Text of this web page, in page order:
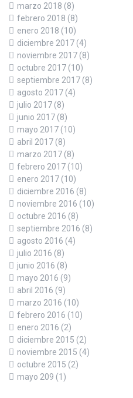
marzo 2018 (8)
febrero 2018 (8)
enero 2018 (10)
diciembre 2017 (4)
noviembre 2017 (8)
octubre 2017 (10)
septiembre 2017 (8)
agosto 2017 (4)
julio 2017 (8)
junio 2017 (8)
mayo 2017 (10)
abril 2017 (8)
marzo 2017 (8)
febrero 2017 (10)
enero 2017 (10)
diciembre 2016 (8)
noviembre 2016 (10)
octubre 2016 (8)
septiembre 2016 (8)
agosto 2016 (4)
julio 2016 (8)
junio 2016 (8)
mayo 2016 (9)
abril 2016 (9)
marzo 2016 (10)
febrero 2016 (10)
enero 2016 (2)
diciembre 2015 (2)
noviembre 2015 (4)
octubre 2015 (2)
mayo 209 (1)